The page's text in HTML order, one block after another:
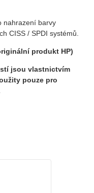
nahrazení barvy
CISS / SPDI systémů.
produkt HP)
jsou vlastnictvím
pouze pro